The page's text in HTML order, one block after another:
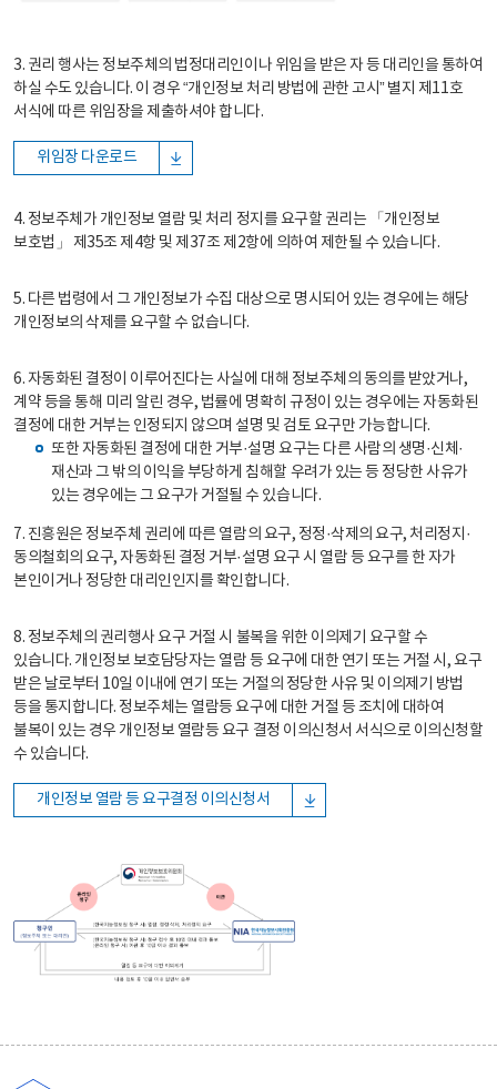
3. 권리 행사는 정보주체의 법정대리인이나 위임을 받은 자 등 대리인을 통하여
하실 수도 있습니다. 이 경우 “개인정보 처리 방법에 관한 고시” 별지 제11호
서식에 따른 위임장을 제출하셔야 합니다.
위임장 다운로드
4. 정보주체가 개인정보 열람 및 처리 정지를 요구할 권리는 「개인정보
보호법」 제35조 제4항 및 제37조 제2항에 의하여 제한될 수 있습니다.
5. 다른 법령에서 그 개인정보가 수집 대상으로 명시되어 있는 경우에는 해당
개인정보의 삭제를 요구할 수 없습니다.
6. 자동화된 결정이 이루어진다는 사실에 대해 정보주체의 동의를 받았거나,
계약 등을 통해 미리 알린 경우, 법률에 명확히 규정이 있는 경우에는 자동화된
결정에 대한 거부는 인정되지 않으며 설명 및 검토 요구만 가능합니다.
또한 자동화된 결정에 대한 거부·설명 요구는 다른 사람의 생명·신체·
재산과 그 밖의 이익을 부당하게 침해할 우려가 있는 등 정당한 사유가
있는 경우에는 그 요구가 거절될 수 있습니다.
7. 진흥원은 정보주체 권리에 따른 열람의 요구, 정정·삭제의 요구, 처리정지·
동의철회의 요구, 자동화된 결정 거부·설명 요구 시 열람 등 요구를 한 자가
본인이거나 정당한 대리인인지를 확인합니다.
8. 정보주체의 권리행사 요구 거절 시 불복을 위한 이의제기 요구할 수
있습니다. 개인정보 보호담당자는 열람 등 요구에 대한 연기 또는 거절 시, 요구
받은 날로부터 10일 이내에 연기 또는 거절의 정당한 사유 및 이의제기 방법
등을 통지합니다. 정보주체는 열람등 요구에 대한 거절 등 조치에 대하여
불복이 있는 경우 개인정보 열람등 요구 결정 이의신청서 서식으로 이의신청할
수 있습니다.
개인정보 열람 등 요구결정 이의신청서